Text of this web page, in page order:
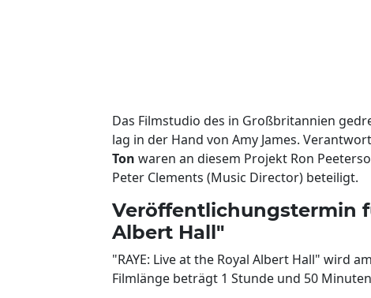
Das Filmstudio des in Großbritannien
lag in der Hand von Amy James.
Ton waren an diesem Projekt Ron
Peter Clements (Music Director) beteiligt.
Veröffentlichungstermin
Albert Hall"
"RAYE: Live at the Royal Albert Hall" wird
Filmlänge beträgt 1 Stunde und 50